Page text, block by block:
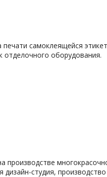
самоклеящейся
отделочного оборудования.
производстве
студия,